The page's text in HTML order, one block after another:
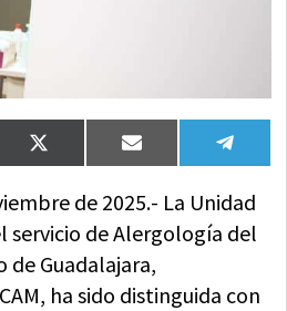
Compartir
en
X
(Twitter)
Compartir
en
Email
en
de 2025.- La Unidad
servicio de Alergología del
de Guadalajara,
ha sido distinguida con